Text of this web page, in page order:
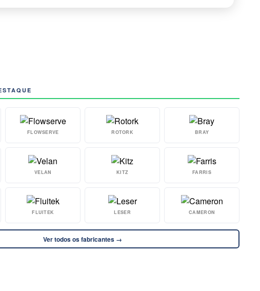
FLOWSERVE ROTORK BRAY
VELAN KITZ FARRIS
FLUITEK LESER CAMERON
Ver todos os fabricantes →